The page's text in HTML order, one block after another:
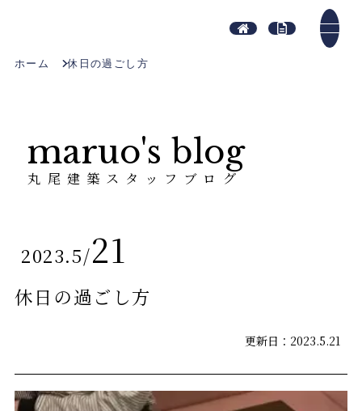
ホーム 休日の過ごし方
maruo's blog
丸尾建築スタッフブログ
2023.5/21
休日の過ごし方
更新日：2023.5.21